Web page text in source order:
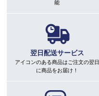
能
翌日配送サービス
アイコンのある商品はご注文の翌日
に商品をお届け！